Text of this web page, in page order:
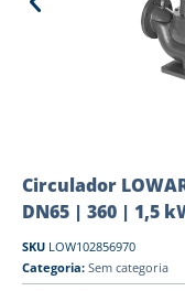
Circulador
DN65 | 360 | 1,5
SKU LOW102856970
Categoria: Sem categoria